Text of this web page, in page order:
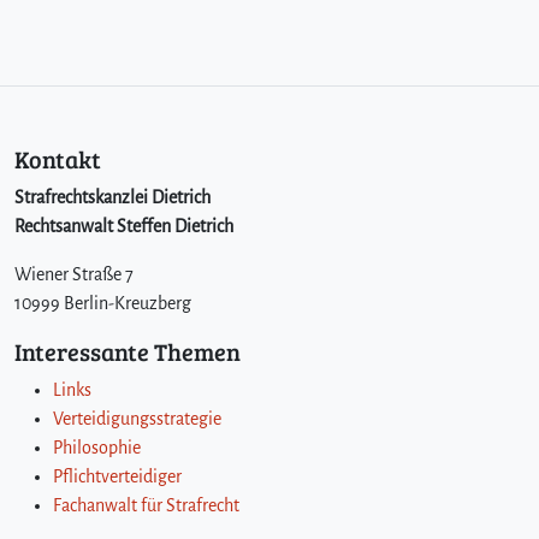
Kontakt
Strafrechtskanzlei Dietrich
Rechtsanwalt Steffen Dietrich
Wiener Straße 7
10999 Berlin-Kreuzberg
Interessante Themen
Links
Verteidigungsstrategie
Philosophie
Pflichtverteidiger
Fachanwalt für Strafrecht